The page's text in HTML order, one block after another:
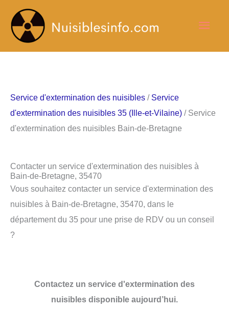
contenu
Service d'extermination des nuisibles / Service
d'extermination des nuisibles 35 (Ille-et-Vilaine) / Service
d'extermination des nuisibles Bain-de-Bretagne
Contacter un service d'extermination des nuisibles à
Bain-de-Bretagne, 35470
Vous souhaitez contacter un service d'extermination des
nuisibles à Bain-de-Bretagne, 35470, dans le
département du 35 pour une prise de RDV ou un conseil
?
Contactez un service d'extermination des
nuisibles disponible aujourd’hui.